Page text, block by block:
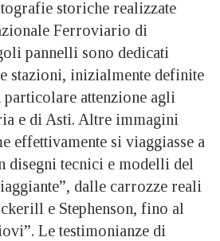
storiche realizzate
Ferroviario di
pannelli sono dedicati
stazioni, inizialmente definite
particolare attenzione agli
e di Asti. Altre immagini
effettivamente si viaggiasse a
disegni tecnici e modelli del
dalle carrozze reali
e Stephenson, fino al
Le testimonianze di